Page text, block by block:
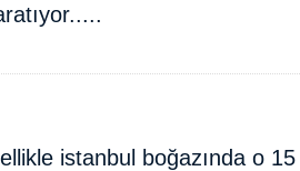
istanbul boğazında o